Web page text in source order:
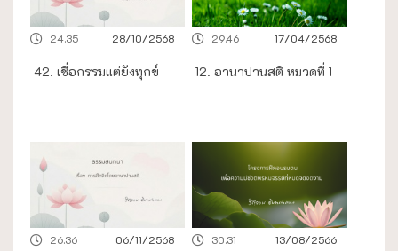
28/10/2568
24.35
42. เชื่อกรรมแต่ยังทุกข์
17/04/2568
29.46
12. อานาปานสติ หมวดที่ 1
06/11/2568
26.36 13/08/2566
30.31